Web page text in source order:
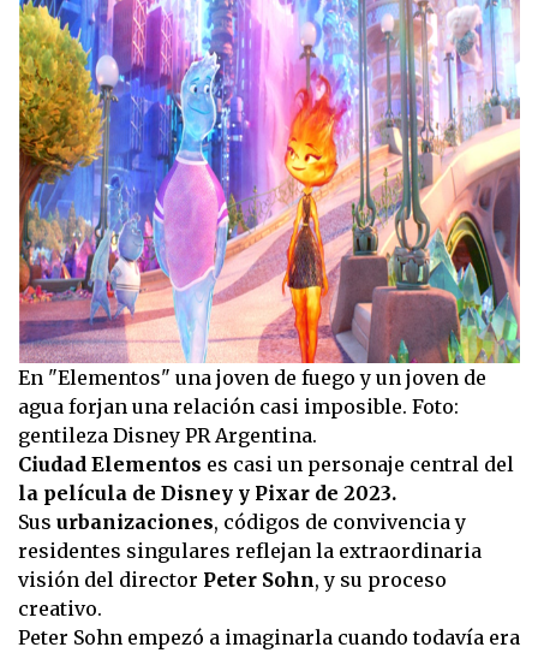
En "Elementos" una joven de fuego y un joven de
agua forjan una relación casi imposible. Foto:
gentileza Disney PR Argentina.
Ciudad Elementos es casi un personaje central del
la película de Disney y Pixar de 2023.
Sus urbanizaciones, códigos de convivencia y
residentes singulares reflejan la extraordinaria
visión del director Peter Sohn, y su proceso
creativo.
Peter Sohn empezó a imaginarla cuando todavía era